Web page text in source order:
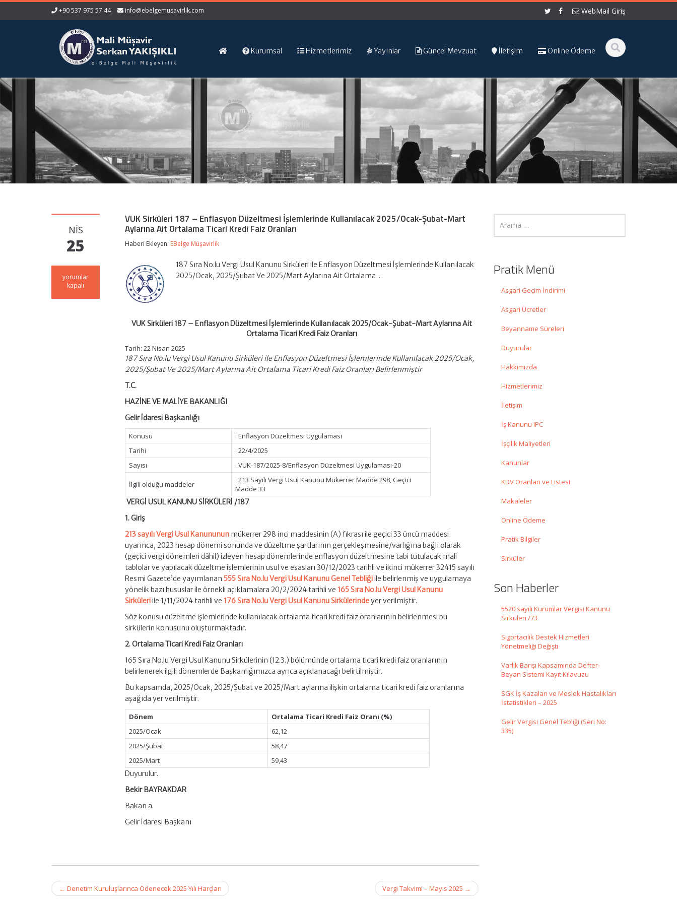
+90 537 975 57 44 info@ebelgemusavirlik.com WebMail Giriş
Kurumsal Hizmetlerimiz Yayınlar Güncel Mevzuat İletişim Online Ödeme
NIS
25
VUK
Sirküleri
yorumlar
kapalı
VUK Sirküleri 187 – Enflasyon Düzeltmesi İşlemlerinde Kullanılacak 2025/Ocak-Şubat-Mart
Aylarına Ait Ortalama Ticari Kredi Faiz Oranları
Haberi Ekleyen: EBelge Müşavirlik
187 Sıra No.lu Vergi Usul Kanunu Sirküleri ile Enflasyon Düzeltmesi İşlemlerinde Kullanılacak
2025/Ocak, 2025/Şubat Ve 2025/Mart Aylarına Ait Ortalama…
VUK Sirküleri 187 – Enflasyon Düzeltmesi İşlemlerinde Kullanılacak 2025/Ocak-Şubat-Mart Aylarına Ait
Ortalama Ticari Kredi Faiz Oranları
Tarih: 22 Nisan 2025
187 Sıra No.lu Vergi Usul Kanunu Sirküleri ile Enflasyon Düzeltmesi İşlemlerinde Kullanılacak 2025/Ocak,
2025/Şubat Ve 2025/Mart Aylarına Ait Ortalama Ticari Kredi Faiz Oranları Belirlenmiştir
T.C.
HAZİNE VE MALİYE BAKANLIĞI
Gelir İdaresi Başkanlığı
Konusu
: Enflasyon Düzeltmesi Uygulaması
Tarihi
: 22/4/2025
Sayısı
: VUK-187/2025-8/Enflasyon Düzeltmesi Uygulaması-20
İlgili olduğu maddeler
: 213 Sayılı Vergi Usul Kanunu Mükerrer Madde 298, Geçici
Madde 33
VERGİ USUL KANUNU SİRKÜLERİ /187
1. Giriş
213 sayılı Vergi Usul Kanununun mükerrer 298 inci maddesinin (A) fıkrası ile geçici 33 üncü maddesi
uyarınca, 2023 hesap dönemi sonunda ve düzeltme şartlarının gerçekleşmesine/varlığına bağlı olarak
(geçici vergi dönemleri dâhil) izleyen hesap dönemlerinde enflasyon düzeltmesine tabi tutulacak mali
tablolar ve yapılacak düzeltme işlemlerinin usul ve esasları 30/12/2023 tarihli ve ikinci mükerrer 32415 sayılı
Resmi Gazete’de yayımlanan 555 Sıra No.lu Vergi Usul Kanunu Genel Tebliğiile belirlenmiş ve uygulamaya
yönelik bazı hususlar ile örnekli açıklamalara 20/2/2024 tarihli ve165 Sıra No.lu Vergi Usul Kanunu
Sirküleriile 1/11/2024 tarihli ve176 Sıra No.lu Vergi Usul Kanunu Sirkülerindeyer verilmiştir.
Söz konusu düzeltme işlemlerinde kullanılacak ortalama ticari kredi faiz oranlarının belirlenmesi bu
sirkülerin konusunu oluşturmaktadır.
2. Ortalama Ticari Kredi Faiz Oranları
165 Sıra No.lu Vergi Usul Kanunu Sirkülerinin (12.3.) bölümünde ortalama ticari kredi faiz oranlarının
belirlenerek ilgili dönemlerde Başkanlığımızca ayrıca açıklanacağı belirtilmiştir.
Bu kapsamda, 2025/Ocak, 2025/Şubat ve 2025/Mart aylarına ilişkin ortalama ticari kredi faiz oranlarına
aşağıda yer verilmiştir.
Dönem
Ortalama Ticari Kredi Faiz Oranı (%)
2025/Ocak
62,12
2025/Şubat
58,47
2025/Mart
59,43
Duyurulur.
Bekir BAYRAKDAR
Bakan a.
Gelir İdaresi Başkanı
Post
navigation
← Denetim Kuruluşlarınca Ödenecek 2025 Yılı Harçları Vergi Takvimi – Mayıs 2025 →
Pratik Menü
Asgari Geçim İndirimi
Asgari Ücretler
Beyanname Süreleri
Duyurular
Hakkımızda
Hizmetlerimiz
İletişim
İş Kanunu IPC
İşçilik Maliyetleri
Kanunlar
KDV Oranları ve Listesi
Makaleler
Online Ödeme
Pratik Bilgiler
Sirküler
Son Haberler
5520 sayılı Kurumlar Vergisi Kanunu
Sirküleri /73
Sigortacılık Destek Hizmetleri
Yönetmeliği Değişti
Varlık Barışı Kapsamında Defter-
Beyan Sistemi Kayıt Kılavuzu
SGK İş Kazaları ve Meslek Hastalıkları
İstatistikleri – 2025
Gelir Vergisi Genel Tebliği (Seri No:
335)